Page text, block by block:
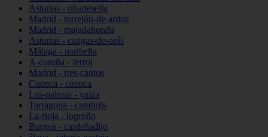
Asturias - ribadesella
Madrid - torrejón-de-ardoz
Madrid - majadahonda
Asturias - cangas-de-onís
Málaga - marbella
A-coruña - ferrol
Madrid - tres-cantos
Cuenca - cuenca
Las-palmas - yaiza
Tarragona - cambrils
La-rioja - logroño
Burgos - cardeñadijo